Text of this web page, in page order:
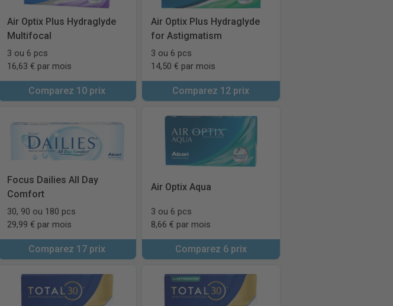
Air Optix Plus Hydraglyde
Multifocal
3 ou 6 pcs
16,63 € par mois
Comparez 10 prix
Air Optix Plus Hydraglyde
for Astigmatism
3 ou 6 pcs
14,50 € par mois
Comparez 12 prix
Focus Dailies All Day
Comfort
30, 90 ou 180 pcs
29,99 € par mois
Comparez 17 prix
Air Optix Aqua
3 ou 6 pcs
8,66 € par mois
Comparez 6 prix